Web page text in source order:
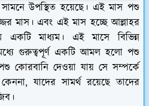
উপস্থিত হয়েছে। এই মাস পশু
মাস। এবং এই মাস হচ্ছে আল্লাহর
একটি মাধ্যম। এই মাসে বিভিন্ন
গুরুত্বপূর্ণ একটি আমল হলো পশু
কোরবানি দেওয়া যায় সে সম্পর্কে
যাদের সামর্থ রয়েছে তাদের